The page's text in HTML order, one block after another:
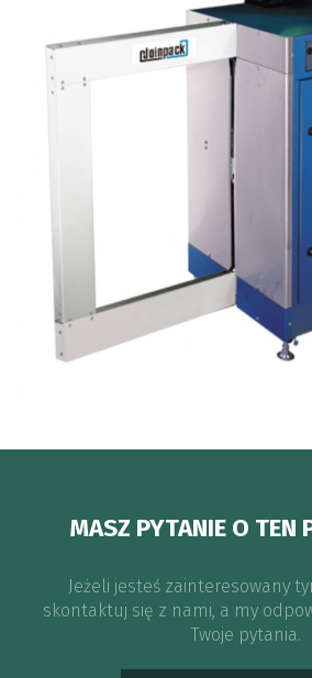
MASZ PYTANIE O TEN
Jeżeli jesteś zainteresowany
skontaktuj się z nami, a my
Twoje pytania.